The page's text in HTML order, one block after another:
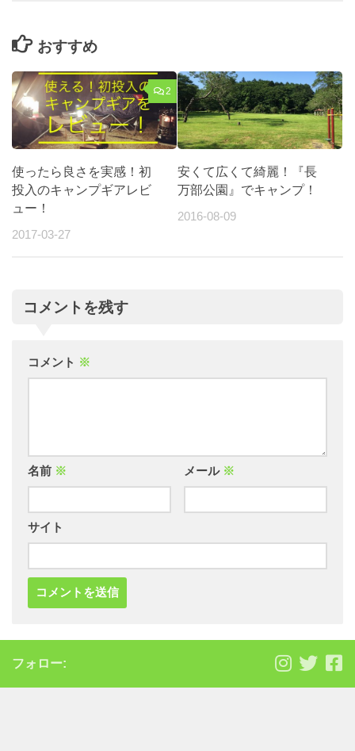
おすすめ
2
使ったら良さを実感！初
投入のキャンプギアレビ
ュー！
2017-03-27
安くて広くて綺麗！『長
万部公園』でキャンプ！
2016-08-09
コメントを残す
コメント ※
名前 ※ メール ※
サイト
フォロー: